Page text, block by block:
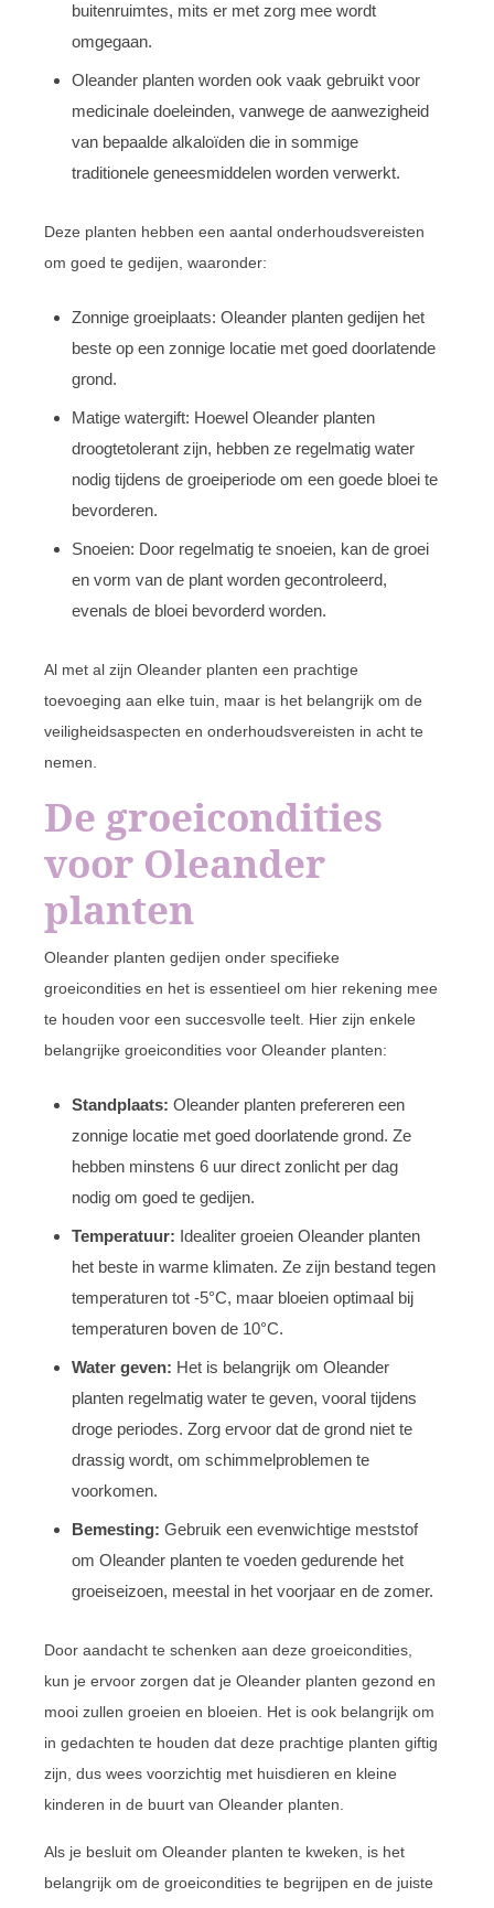
buitenruimtes, mits er met zorg mee wordt
omgegaan.
Oleander planten worden ook vaak gebruikt voor
medicinale doeleinden, vanwege de aanwezigheid
van bepaalde alkaloïden die in sommige
traditionele geneesmiddelen worden verwerkt.
Deze planten hebben een aantal onderhoudsvereisten
om goed te gedijen, waaronder:
Zonnige groeiplaats: Oleander planten gedijen het
beste op een zonnige locatie met goed doorlatende
grond.
Matige watergift: Hoewel Oleander planten
droogtetolerant zijn, hebben ze regelmatig water
nodig tijdens de groeiperiode om een goede bloei te
bevorderen.
Snoeien: Door regelmatig te snoeien, kan de groei
en vorm van de plant worden gecontroleerd,
evenals de bloei bevorderd worden.
Al met al zijn Oleander planten een prachtige
toevoeging aan elke tuin, maar is het belangrijk om de
veiligheidsaspecten en onderhoudsvereisten in acht te
nemen.
De groeicondities
voor Oleander
planten
Oleander planten gedijen onder specifieke
groeicondities en het is essentieel om hier rekening mee
te houden voor een succesvolle teelt. Hier zijn enkele
belangrijke groeicondities voor Oleander planten:
Standplaats: Oleander planten prefereren een
zonnige locatie met goed doorlatende grond. Ze
hebben minstens 6 uur direct zonlicht per dag
nodig om goed te gedijen.
Temperatuur: Idealiter groeien Oleander planten
het beste in warme klimaten. Ze zijn bestand tegen
temperaturen tot -5°C, maar bloeien optimaal bij
temperaturen boven de 10°C.
Water geven: Het is belangrijk om Oleander
planten regelmatig water te geven, vooral tijdens
droge periodes. Zorg ervoor dat de grond niet te
drassig wordt, om schimmelproblemen te
voorkomen.
Bemesting: Gebruik een evenwichtige meststof
om Oleander planten te voeden gedurende het
groeiseizoen, meestal in het voorjaar en de zomer.
Door aandacht te schenken aan deze groeicondities,
kun je ervoor zorgen dat je Oleander planten gezond en
mooi zullen groeien en bloeien. Het is ook belangrijk om
in gedachten te houden dat deze prachtige planten giftig
zijn, dus wees voorzichtig met huisdieren en kleine
kinderen in de buurt van Oleander planten.
Als je besluit om Oleander planten te kweken, is het
belangrijk om de groeicondities te begrijpen en de juiste